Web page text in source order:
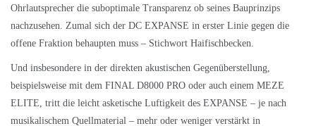
Ohrlautsprecher die suboptimale Transparenz ob seines Bauprinzips
nachzusehen. Zumal sich der DC EXPANSE in erster Linie gegen die
offene Fraktion behaupten muss – Stichwort Haifischbecken.
Und insbesondere in der direkten akustischen Gegenüberstellung,
beispielsweise mit dem FINAL D8000 PRO oder auch einem MEZE
ELITE, tritt die leicht asketische Luftigkeit des EXPANSE – je nach
musikalischem Quellmaterial – mehr oder weniger verstärkt in